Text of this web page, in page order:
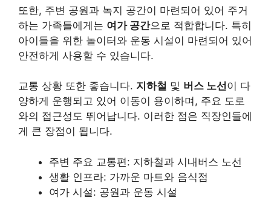
또한, 주변 공원과 녹지 공간이 마련되어 있어 주거
하는 가족들에게는 여가 공간으로 적합합니다. 특히
아이들을 위한 놀이터와 운동 시설이 마련되어 있어
안전하게 사용할 수 있습니다.
교통 상황 또한 좋습니다. 지하철 및 버스 노선이 다
양하게 운행되고 있어 이동이 용이하며, 주요 도로
와의 접근성도 뛰어납니다. 이러한 점은 직장인들에
게 큰 장점이 됩니다.
주변 주요 교통편: 지하철과 시내버스 노선
생활 인프라: 가까운 마트와 음식점
여가 시설: 공원과 운동 시설